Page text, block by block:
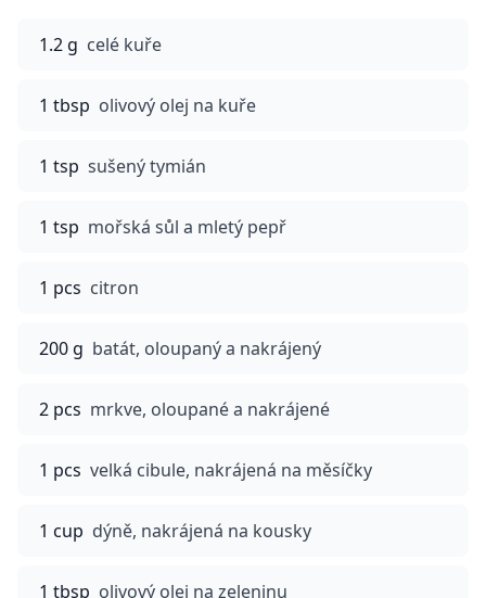
1.2 g celé kuře
1 tbsp olivový olej na kuře
1 tsp sušený tymián
1 tsp mořská sůl a mletý pepř
1 pcs citron
200 g batát, oloupaný a nakrájený
2 pcs mrkve, oloupané a nakrájené
1 pcs velká cibule, nakrájená na měsíčky
1 cup dýně, nakrájená na kousky
1 tbsp olivový olej na zeleninu